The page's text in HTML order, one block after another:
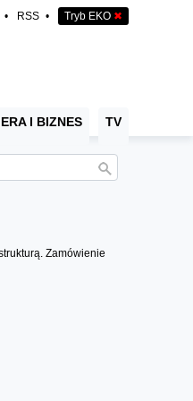
• RSS • Tryb EKO ✖
I BIZNES TV
Zamówienie